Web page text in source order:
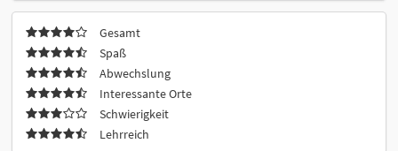
Gesamt
Spaß
Abwechslung
Interessante Orte
Schwierigkeit
Lehrreich